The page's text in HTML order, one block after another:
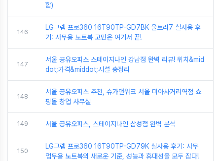
함)
146
LG그램 프로360 16T90TP-GD7BK 울트라7 실사용 후
기: 사무용 노트북 고민은 여기서 끝!
147
서울 공유오피스 스테이지나인 강남점 완벽 리뷰! 위치&mid
dot;가격&middot;시설 총정리
148
서울 공유오피스 추천, 슈가맨워크 서울 미아사거리역점 쇼
핑몰 창업 사무실
149 서울 공유오피스, 스테이지나인 삼성점 완벽 분석
150
LG그램 프로360 16T90TP-GD79K 실사용 후기: 사무
업무용 노트북의 새로운 기준, 성능과 휴대성을 모두 잡다!